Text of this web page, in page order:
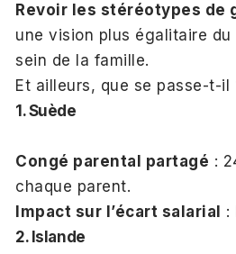
Revoir les stéréotypes de
une vision plus égalitaire
sein de la famille.
Et ailleurs, que se passe-t-il
1. Suède
Congé parental partagé :
chaque parent.
Impact sur l’écart salarial :
2. Islande